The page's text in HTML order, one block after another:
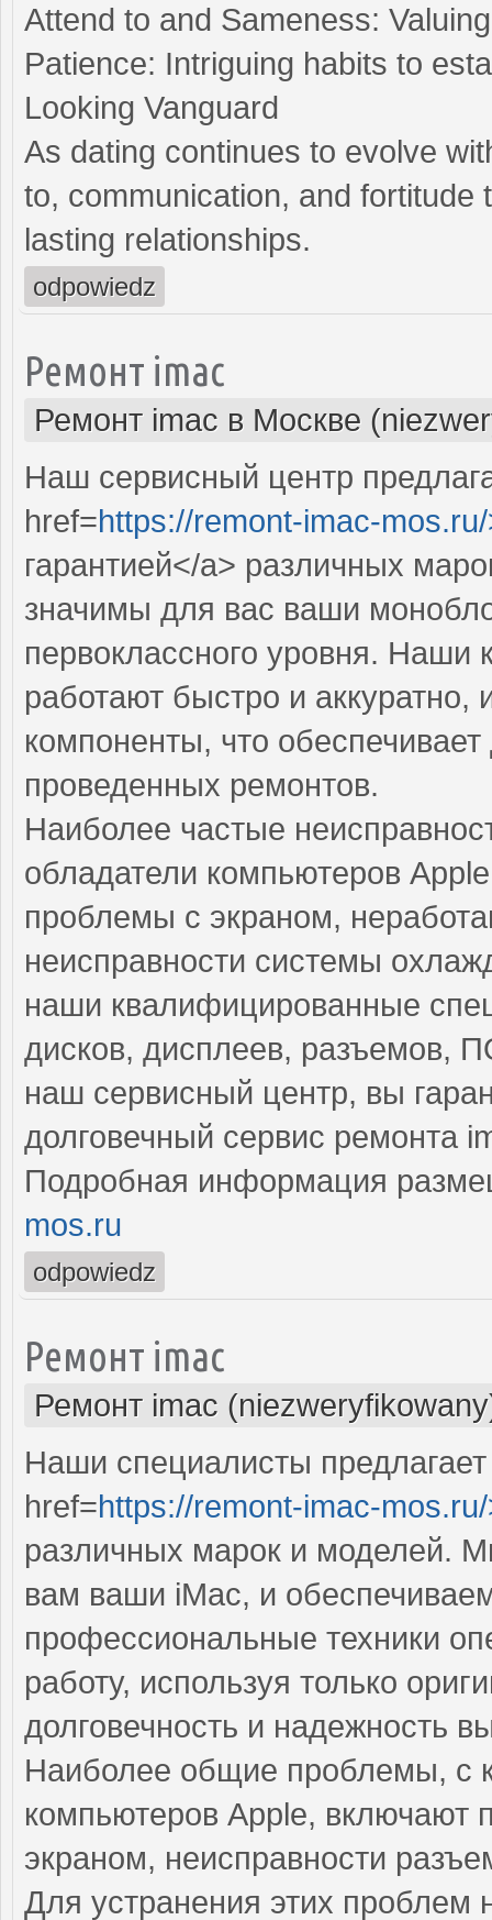
Attend to and Sameness:
Patience: Intriguing habits to
Looking Vanguard
As dating continues to evolve
to, communication, and
lasting relationships.
odpowiedz
Ремонт imac
Ремонт imac в Москве
Наш сервисный центр
href=https://remont-imac-
гарантией</a> различных
значимы для вас ваши
первоклассного уровня.
работают быстро и
компоненты, что
проведенных ремонтов.
Наиболее частые
обладатели компьютеров
проблемы с экраном,
неисправности системы
наши квалифицированные
дисков, дисплеев, разъемов,
наш сервисный центр, вы
долговечный сервис ремонта
Подробная информация
mos.ru
odpowiedz
Ремонт imac
Ремонт imac
Наши специалисты
href=https://remont-imac-
различных марок и моделей.
вам ваши iMac, и
профессиональные техники
работу, используя только
долговечность и надежность
Наиболее общие проблемы, с
компьютеров Apple, включают
экраном, неисправности
Для устранения этих